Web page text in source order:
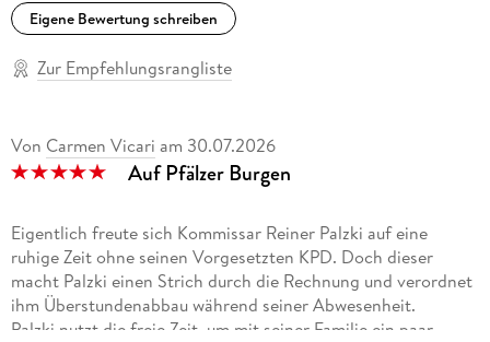
Eigene Bewertung schreiben
Zur Empfehlungsrangliste
Von Carmen Vicari am 30.07.2026
Auf Pfälzer Burgen
Eigentlich freute sich Kommissar Reiner Palzki auf eine
ruhige Zeit ohne seinen Vorgesetzten KPD. Doch dieser
macht Palzki einen Strich durch die Rechnung und verordnet
ihm Überstundenabbau während seiner Abwesenheit.
Palzki nutzt die freie Zeit, um mit seiner Familie ein paar